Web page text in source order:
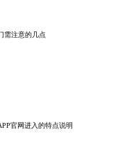
需注意的几点
官网进入的特点说明